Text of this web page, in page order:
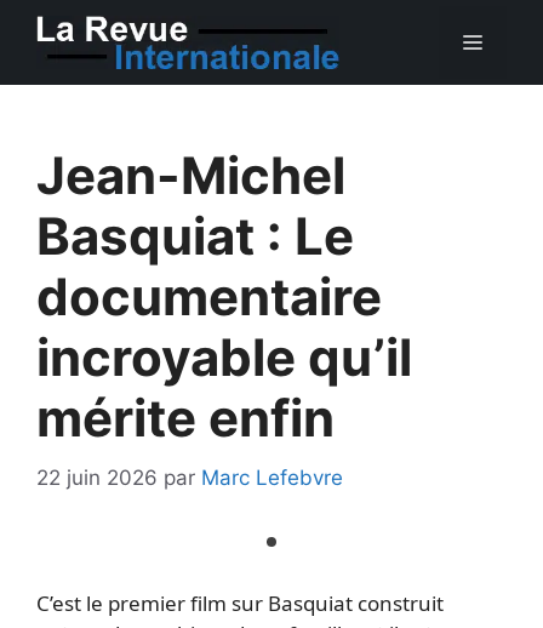
Aller
Jean-Michel
Basquiat : Le
documentaire
incroyable qu’il
mérite enfin
22 juin 2026 par Marc Lefebvre
C’est le premier film sur Basquiat construit